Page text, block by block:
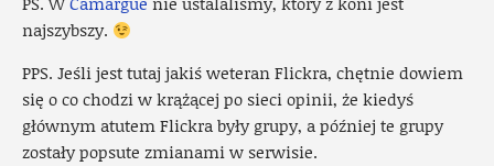
najszybszy.
PPS. Jeśli jest tutaj jakiś weteran Flickra, chętnie dowiem
się o co chodzi w krążącej po sieci opinii, że kiedyś
głównym atutem Flickra były grupy, a później te grupy
zostały popsute zmianami w serwisie.